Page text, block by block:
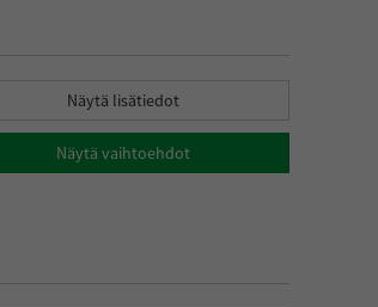
Näytä lisätiedot
Näytä vaihtoehdot